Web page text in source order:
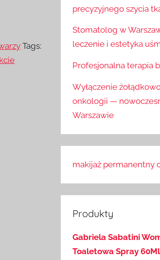
Tags:
precyzyjnego szycia
Stomatolog w
leczenie i estetyka
Profesjonalna terapia
Wyłączenie
onkologii —
Warszawie
makijaż permanentny
Produkty
Gabriela Sabatini
Toaletowa Spray 60Ml